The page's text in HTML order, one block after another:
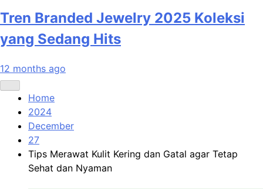
Tren Branded Jewelry 2025 Koleksi
yang Sedang Hits
12 months ago
Home
2024
December
27
Tips Merawat Kulit Kering dan Gatal agar Tetap
Sehat dan Nyaman